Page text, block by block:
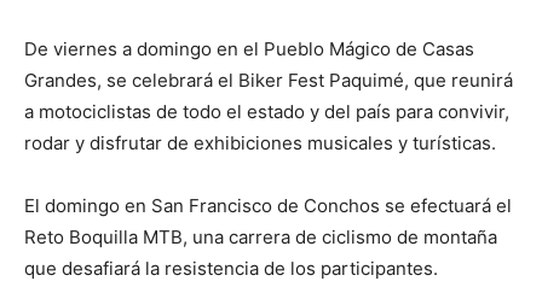
De viernes a domingo en el Pueblo Mágico de Casas
Grandes, se celebrará el Biker Fest Paquimé, que reunirá
a motociclistas de todo el estado y del país para convivir,
rodar y disfrutar de exhibiciones musicales y turísticas.
El domingo en San Francisco de Conchos se efectuará el
Reto Boquilla MTB, una carrera de ciclismo de montaña
que desafiará la resistencia de los participantes.